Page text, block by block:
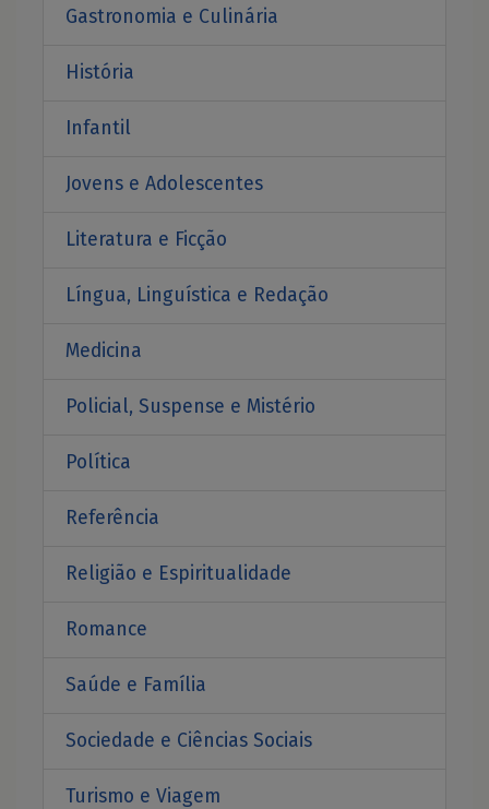
Gastronomia e Culinária
História
Infantil
Jovens e Adolescentes
Literatura e Ficção
Língua, Linguística e Redação
Medicina
Policial, Suspense e Mistério
Política
Referência
Religião e Espiritualidade
Romance
Saúde e Família
Sociedade e Ciências Sociais
Turismo e Viagem